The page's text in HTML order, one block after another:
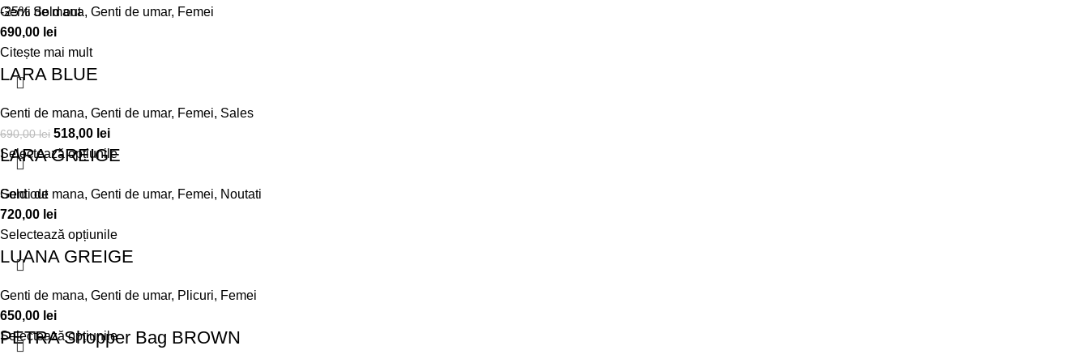
Genti de mana, Genti de umar, Femei
690,00 lei
Citește mai mult
-25% Sold out
LARA BLUE
Genti de mana, Genti de umar, Femei, Sales
690,00lei 518,00 lei
Selectează opțiunile
LARA GREIGE
Genti de mana, Genti de umar, Femei, Noutati
720,00 lei
Selectează opțiunile
Sold out
LUANA GREIGE
Genti de mana, Genti de umar, Plicuri, Femei
650,00 lei
Selectează opțiunile
PETRA Shopper Bag BROWN